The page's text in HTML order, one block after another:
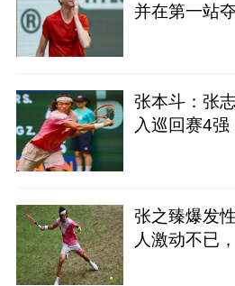
并在第一站
张本斗：张
入巡回赛4强
张之臻爆发
人激动不已